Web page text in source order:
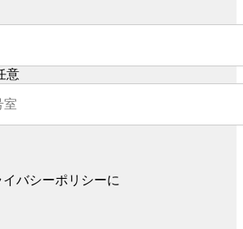
意
バシーポリシーに